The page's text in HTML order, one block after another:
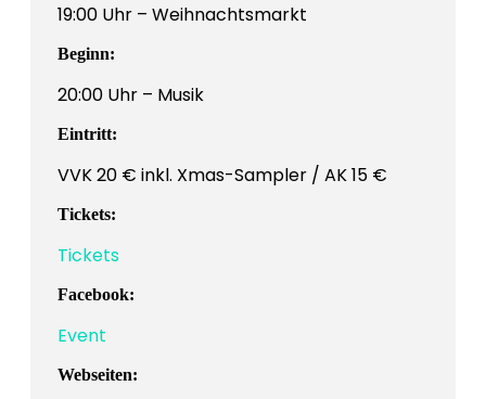
19:00 Uhr – Weihnachtsmarkt
Beginn:
20:00 Uhr – Musik
Eintritt:
VVK 20 € inkl. Xmas-Sampler / AK 15 €
Tickets:
Tickets
Facebook:
Event
Webseiten: